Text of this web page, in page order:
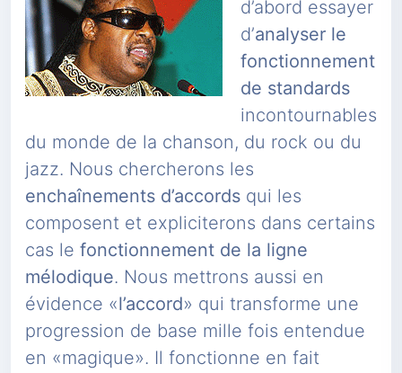
d’abord essayer
d’analyser le
fonctionnement
de standards
incontournables
du monde de la chanson, du rock ou du
jazz. Nous chercherons les
enchaînements d’accords qui les
composent et expliciterons dans certains
cas le fonctionnement de la ligne
mélodique. Nous mettrons aussi en
évidence «l’accord» qui transforme une
progression de base mille fois entendue
en «magique». Il fonctionne en fait